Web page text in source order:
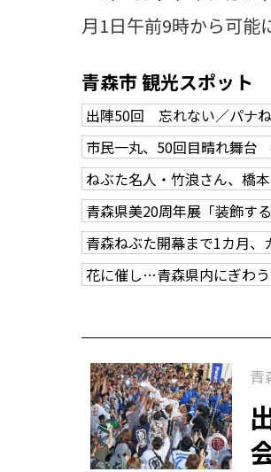
月1日午前9時から可能
青森市 観光スポット
出陣50回 忘れない／パナ
市民一丸、50回目晴れ舞台
ねぶた名人・竹浪さん、橋
青森県美20周年展「装飾す
青森ねぶた開幕まで1カ月、
花に催し…青森県内にぎわ
青